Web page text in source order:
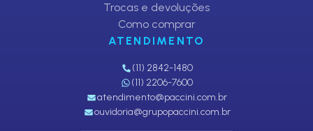
Trocas e devoluções
Como comprar
ATENDIMENTO
(11) 2842-1480
(11) 2206-7600
atendimento@paccini.com.br
ouvidoria@grupopaccini.com.br